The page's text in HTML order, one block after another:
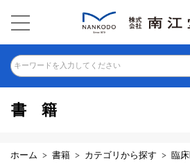
キーワードを入力してください
書籍
ホーム 書籍 カテゴリから探す 臨